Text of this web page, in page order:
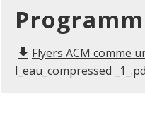
file_download Flyers ACM comme
l_eau_compressed